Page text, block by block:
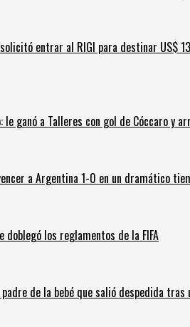
entrar al RIGI para destinar US$
le ganó a Talleres con gol de Cóccaro y
a Argentina 1-0 en un dramático
doblegó los reglamentos de la FIFA
de la bebé que salió despedida tras